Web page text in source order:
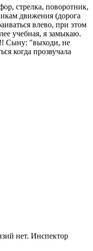
стрелка, поворотник,
движения (дорога
влево, при этом
учебная, я замыкаю.
Сыну: "выходи, не
когда прозвучала
нет. Инспектор